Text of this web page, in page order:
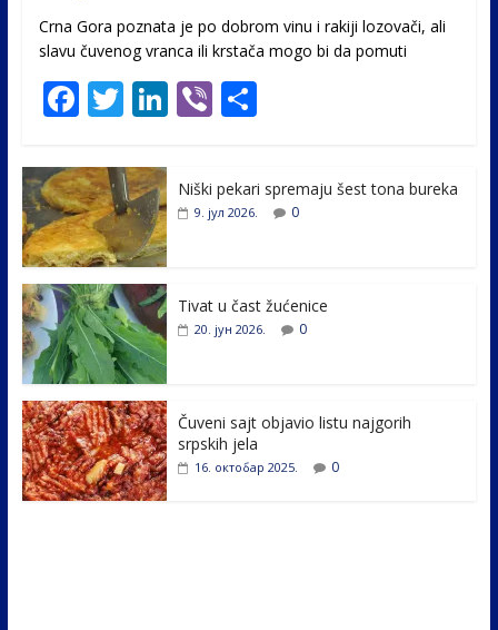
Crna Gora poznata je po dobrom vinu i rakiji lozovači, ali
slavu čuvenog vranca ili krstača mogo bi da pomuti
F
e
b
o
o
k
T
itt
er
Li
e
Vi
er
S
e
Niški pekari spremaju šest tona bureka
9. јул 2026. 0
Tivat u čast žućenice
20. јун 2026. 0
Čuveni sajt objavio listu najgorih
srpskih jela
16. октобар 2025. 0